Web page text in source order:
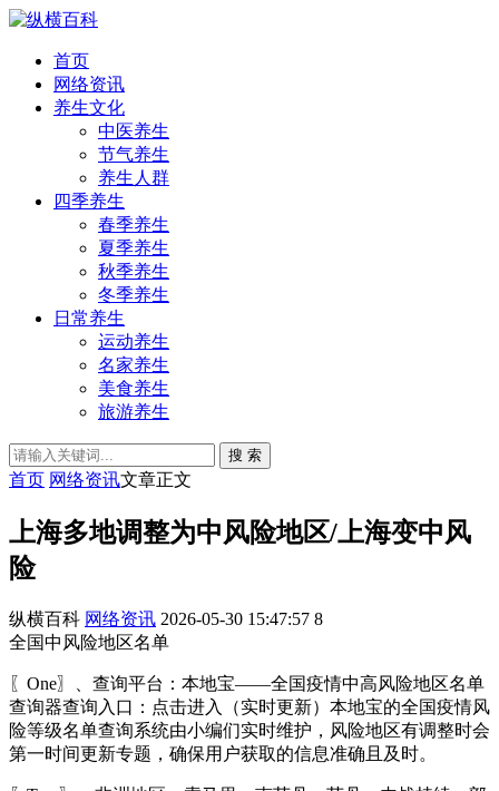
首页
网络资讯
养生文化
中医养生
节气养生
养生人群
四季养生
春季养生
夏季养生
秋季养生
冬季养生
日常养生
运动养生
名家养生
美食养生
旅游养生
搜 索
首页 网络资讯文章正文
上海多地调整为中风险地区/上海变中风
险
纵横百科 网络资讯 2026-05-30 15:47:57 8
全国中风险地区名单
〖One〗、查询平台：本地宝——全国疫情中高风险地区名单
查询器查询入口：点击进入（实时更新）本地宝的全国疫情风
险等级名单查询系统由小编们实时维护，风险地区有调整时会
第一时间更新专题，确保用户获取的信息准确且及时。